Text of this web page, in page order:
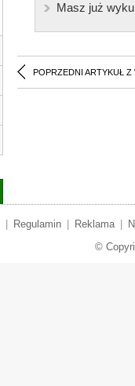
Masz już
POPRZEDNI ARTYKUŁ Z
Regulamin Reklama
©